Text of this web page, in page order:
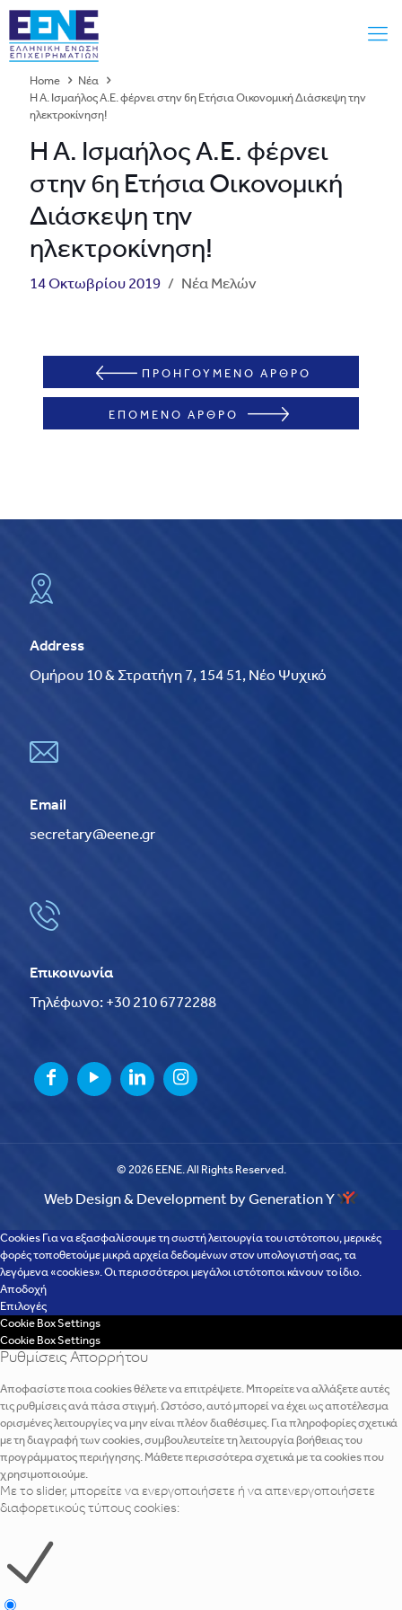
Home
Νέα
Η A. Ισμαήλος Α.Ε. φέρνει στην 6η Ετήσια Οικονομική Διάσκεψη την
ηλεκτροκίνηση!
Η A. Ισμαήλος Α.Ε. φέρνει
στην 6η Ετήσια Οικονομική
Διάσκεψη την
ηλεκτροκίνηση!
14 Οκτωβρίου 2019 / Νέα Μελών
ΠΡΟΗΓΟΥΜΕΝΟ ΑΡΘΡΟ
ΕΠΟΜΕΝΟ ΑΡΘΡΟ
Address
Ομήρου 10 & Στρατήγη 7, 154 51, Νέο Ψυχικό
Email
secretary@eene.gr
Επικοινωνία
Τηλέφωνο: +30 210 6772288
© 2026 EENE. All Rights Reserved.
Web Design & Development by Generation Y
Cookies Για να εξασφαλίσουμε τη σωστή λειτουργία του ιστότοπου, μερικές
φορές τοποθετούμε μικρά αρχεία δεδομένων στον υπολογιστή σας, τα
λεγόμενα «cookies». Οι περισσότεροι μεγάλοι ιστότοποι κάνουν το ίδιο.
Αποδοχή
Επιλογές
Cookie Box Settings
Cookie Box Settings
Ρυθμίσεις Απορρήτου
Αποφασίστε ποια cookies θέλετε να επιτρέψετε. Μπορείτε να αλλάξετε αυτές
τις ρυθμίσεις ανά πάσα στιγμή. Ωστόσο, αυτό μπορεί να έχει ως αποτέλεσμα
ορισμένες λειτουργίες να μην είναι πλέον διαθέσιμες. Για πληροφορίες σχετικά
με τη διαγραφή των cookies, συμβουλευτείτε τη λειτουργία βοήθειας του
προγράμματος περιήγησης. Μάθετε περισσότερα σχετικά με τα cookies που
χρησιμοποιούμε.
Με το slider, μπορείτε να ενεργοποιήσετε ή να απενεργοποιήσετε
διαφορετικούς τύπους cookies: